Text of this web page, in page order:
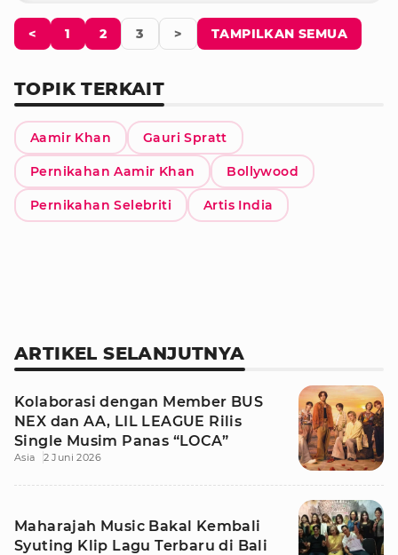
< 1 2 3 > TAMPILKAN SEMUA
TOPIK TERKAIT
Aamir Khan Gauri Spratt
Pernikahan Aamir Khan Bollywood
Pernikahan Selebriti Artis India
ARTIKEL SELANJUTNYA
Kolaborasi dengan Member BUS
NEX dan AA, LIL LEAGUE Rilis
Single Musim Panas “LOCA”
Asia 2 Juni 2026
Maharajah Music Bakal Kembali
Syuting Klip Lagu Terbaru di Bali